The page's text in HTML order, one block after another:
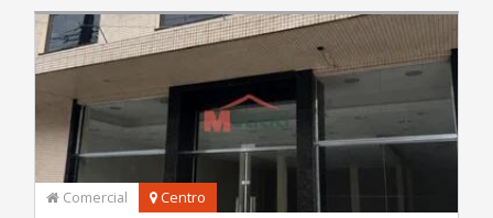
Comercial Centro